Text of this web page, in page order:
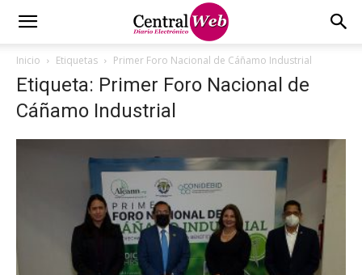
Inicio Etiquetas Primer Foro Nacional de Cáñamo Industrial
Etiqueta: Primer Foro Nacional de
Cáñamo Industrial